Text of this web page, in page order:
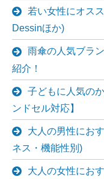
若い女性にオス
Dessinほか)
雨傘の人気ブラ
紹介！
子どもに人気の
ンドセル対応】
大人の男性にお
ネス・機能性別)
大人の女性にお